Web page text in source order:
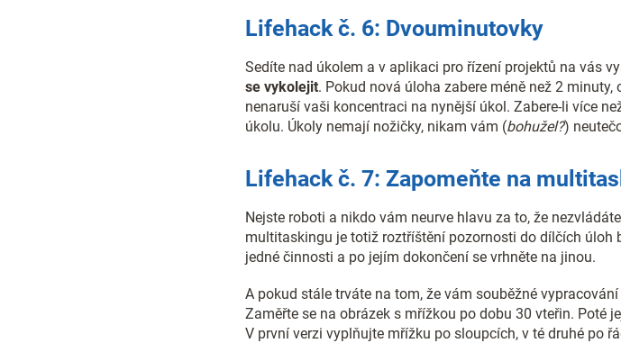
Lifehack č. 6: Dvouminutovky
Sedíte nad úkolem a v aplikaci pro řízení projektů na vás
se vykolejit. Pokud nová úloha zabere méně než 2
nenaruší vaši koncentraci na nynější úkol. Zabere-li více
úkolu. Úkoly nemají nožičky, nikam vám (bohužel?)
Lifehack č. 7: Zapomeňte na
Nejste roboti a nikdo vám neurve hlavu za to, že nezvládáte
multitaskingu je totiž roztříštění pozornosti do dílčích úloh
jedné činnosti a po jejím dokončení se vrhněte na jinou.
A pokud stále trváte na tom, že vám souběžné
Zaměřte se na obrázek s mřížkou po dobu 30 vteřin. Poté
V první verzi vyplňujte mřížku po sloupcích, v té druhé po